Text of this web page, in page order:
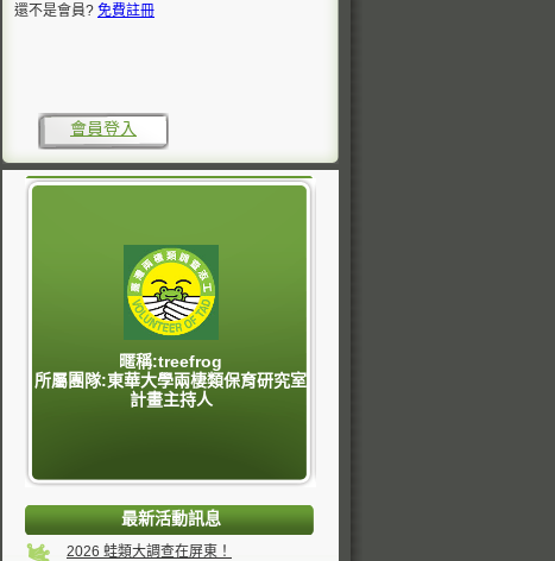
會員登入
還不是會員? 免費註冊
暱稱:treefrog
所屬團隊:東華大學兩棲類保育研究室
計畫主持人
最新活動訊息
2026 蛙類大調查在屏東！